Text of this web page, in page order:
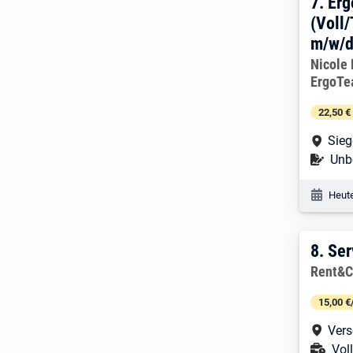
7.
m/w/
Nicole
22,50
8.
8.
15,00